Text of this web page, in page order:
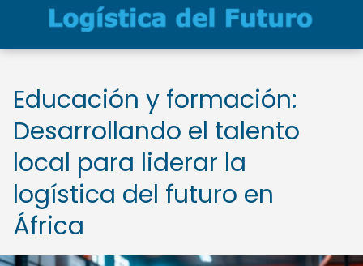
Educación y formación:
Desarrollando el talento
local para liderar la
logística del futuro en
África